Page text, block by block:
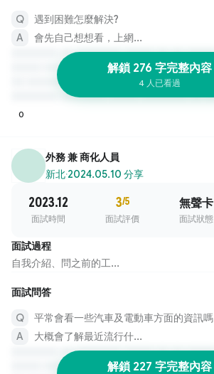
遇到困難怎麼解決?
會先自己想想看，上網...
解鎖 276 字完整內容
4 人已看過
0
外務 兼 商化人員
新北·2024.05.10 分享
2023.12
面試時間
3/5
面試評價
無聲卡
面試狀態
面試過程
自我介紹、問之前的工...
面試問答
平常會看一些汽車及電動車方面的資訊嗎
大概會了解最近流行什...
解鎖 227 字完整內容